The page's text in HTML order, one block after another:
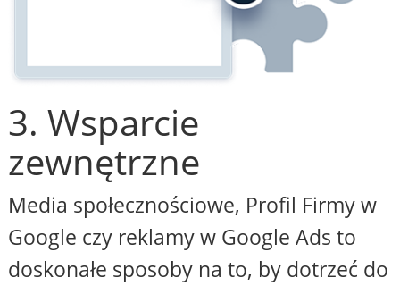
3. Wsparcie
zewnętrzne
Media społecznościowe, Profil Firmy w
Google czy reklamy w Google Ads to
doskonałe sposoby na to, by dotrzeć do